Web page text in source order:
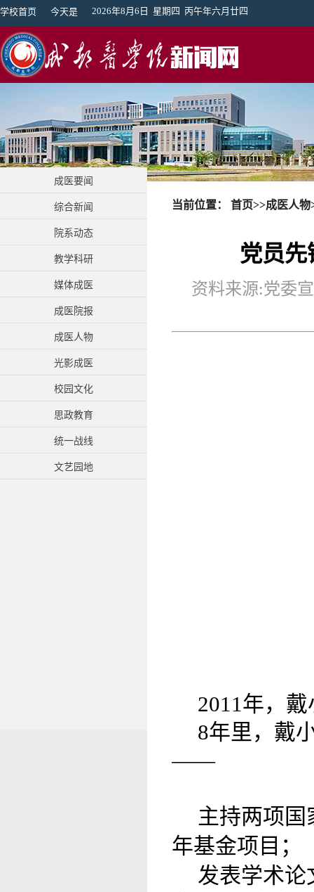
学校首页 今天是 2026年8月6日 星期四 丙午年六月廿四
成医要闻
综合新闻
院系动态
教学科研
媒体成医
成医院报
成医人物
光影成医
校园文化
思政教育
统一战线
文艺园地
当前位置： 首页>>成医人物
党员先
资料来源:党委
2011年，
8年里，戴
——
主持两项
年基金项目；
发表学术论